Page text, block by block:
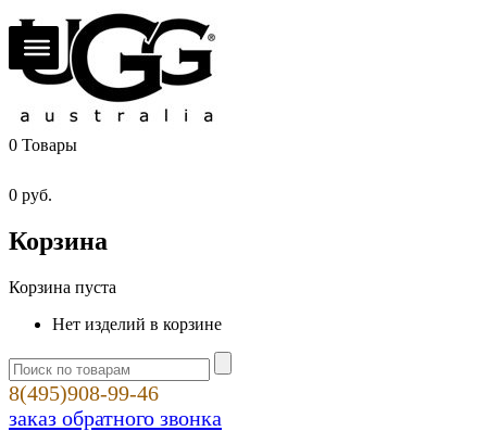
0 Товары
0 руб.
Корзина
Корзина пуста
Нет изделий в корзине
8(495)908-99-46
заказ обратного звонка